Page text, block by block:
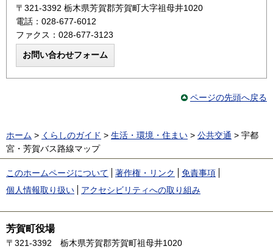
〒321-3392 栃木県芳賀郡芳賀町大字祖母井1020
電話：028-677-6012
ファクス：028-677-3123
ページの先頭へ戻る
ホーム > くらしのガイド > 生活・環境・住まい > 公共交通 > 宇都
宮・芳賀バス路線マップ
このホームページについて 著作権・リンク
免責事項
個人情報取り扱い
アクセシビリティへの取り組み
芳賀町役場
〒321-3392 栃木県芳賀郡芳賀町祖母井1020